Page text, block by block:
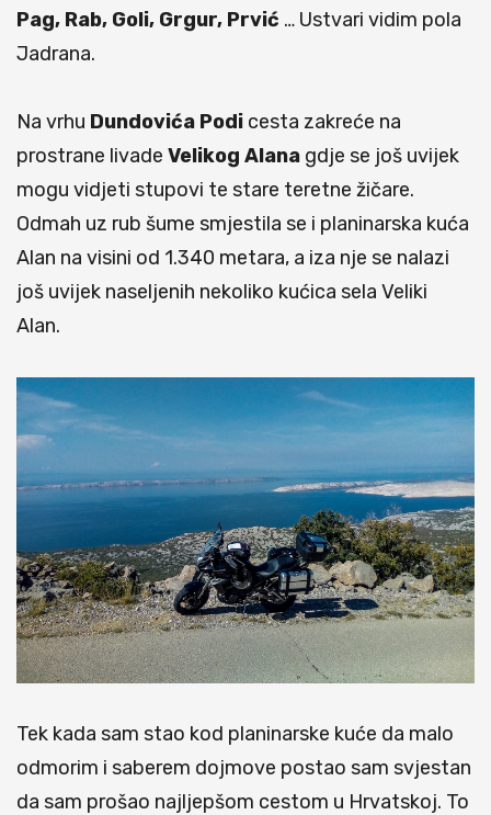
Pag, Rab, Goli, Grgur, Prvić … Ustvari vidim pola
Jadrana.
Na vrhu Dundovića Podi cesta zakreće na
prostrane livade Velikog Alana gdje se još uvijek
mogu vidjeti stupovi te stare teretne žičare.
Odmah uz rub šume smjestila se i planinarska kuća
Alan na visini od 1.340 metara, a iza nje se nalazi
još uvijek naseljenih nekoliko kućica sela Veliki
Alan.
Tek kada sam stao kod planinarske kuće da malo
odmorim i saberem dojmove postao sam svjestan
da sam prošao najljepšom cestom u Hrvatskoj. To